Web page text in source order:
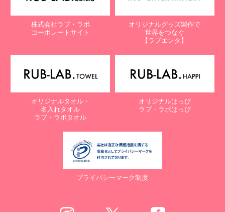
株式会社ラブ・ラボ
コーポレートサイト
オリジナルグッズ製作で
世界をつなぐ
【ラブエンタ】
オリジナルタオル・
名入れタオル
ラブ・ラボタオル
オリジナルはっぴ
ラブ・ラボはっぴ
プライバシーマーク制度